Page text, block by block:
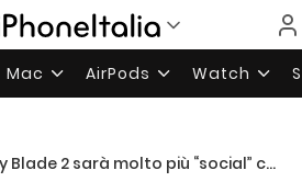
Mac AirPods Watch
molto più “social” con l’introduzione delle ClashMob nel prossimo aggiornamento